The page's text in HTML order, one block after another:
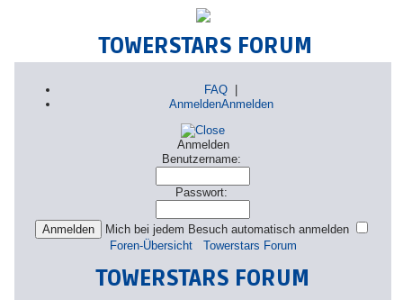
TOWERSTARS FORUM
FAQ |
AnmeldenAnmelden
Anmelden
Benutzername:
Passwort:
Mich bei jedem Besuch automatisch anmelden
Foren-Übersicht
Towerstars Forum
TOWERSTARS FORUM